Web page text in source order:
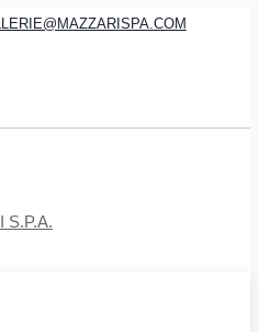
S.P.A.